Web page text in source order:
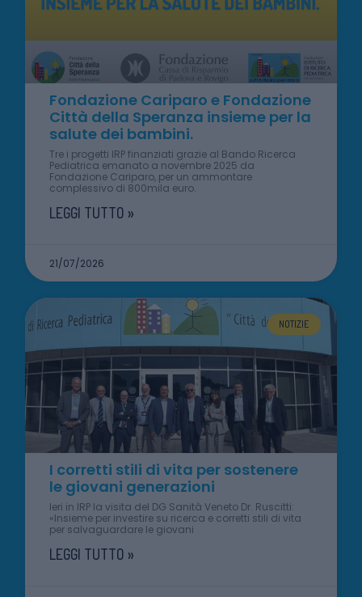
Fondazione Cariparo e Fondazione
Città della Speranza insieme per la
salute dei bambini.
Tre i progetti IRP finanziati grazie al Bando Ricerca
Pediatrica emanato a novembre 2025 da
Fondazione Cariparo, per un ammontare
complessivo di 800mila euro.
LEGGI TUTTO »
21/07/2026
NOTIZIE
I corretti stili di vita per sostenere
le giovani generazioni
Ieri in IRP la visita del DG Sanità Veneto Dr. Ruscitti:
«Insieme per investire su ricerca e corretti stili di vita
per salvaguardare le giovani
LEGGI TUTTO »